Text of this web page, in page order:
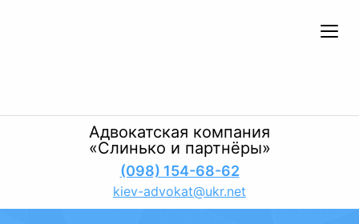
Адвокатская компания
«Слинько и партнёры»
(098) 154-68-62
kiev-advokat@ukr.net